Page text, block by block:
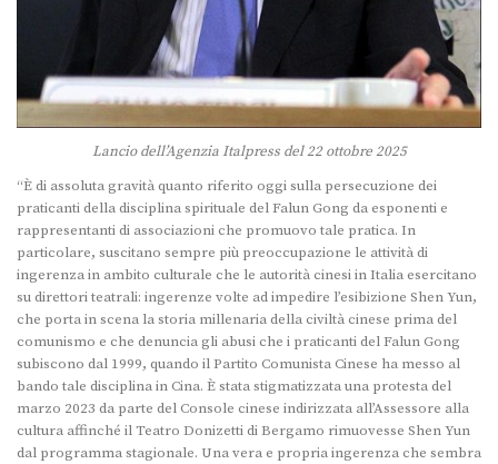
Lancio dell’Agenzia Italpress del 22 ottobre 2025
“È di assoluta gravità quanto riferito oggi sulla persecuzione dei
praticanti della disciplina spirituale del Falun Gong da esponenti e
rappresentanti di associazioni che promuovo tale pratica. In
particolare, suscitano sempre più preoccupazione le attività di
ingerenza in ambito culturale che le autorità cinesi in Italia esercitano
su direttori teatrali: ingerenze volte ad impedire l’esibizione Shen Yun,
che porta in scena la storia millenaria della civiltà cinese prima del
comunismo e che denuncia gli abusi che i praticanti del Falun Gong
subiscono dal 1999, quando il Partito Comunista Cinese ha messo al
bando tale disciplina in Cina. È stata stigmatizzata una protesta del
marzo 2023 da parte del Console cinese indirizzata all’Assessore alla
cultura affinché il Teatro Donizetti di Bergamo rimuovesse Shen Yun
dal programma stagionale. Una vera e propria ingerenza che sembra